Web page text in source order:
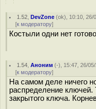
1.52 ,DevZone (ok), 10:10, 26/
[к модератору]
Костыли одни нет
1.54 ,Аноним (-), 15:47, 26/
[к модератору]
На самом деле ничего
распределение ключей.
закрытого ключа.